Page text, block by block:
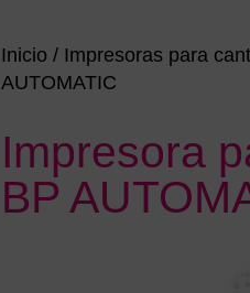
Inicio / Impresoras para
AUTOMATIC
Impresora
BP